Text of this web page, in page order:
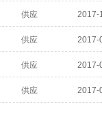
供应 2017-
供应 2017-
供应 2017-
供应 2017-